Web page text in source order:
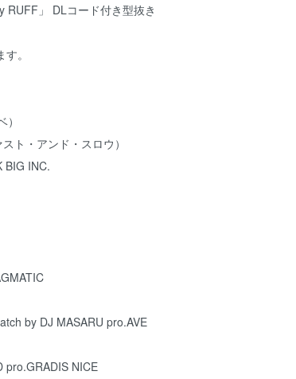
RUFF」 DLコード付き型抜き
。
ト・アンド・スロウ）
BIG INC.
by DJ MASARU pro.AVE
pro.GRADIS NICE